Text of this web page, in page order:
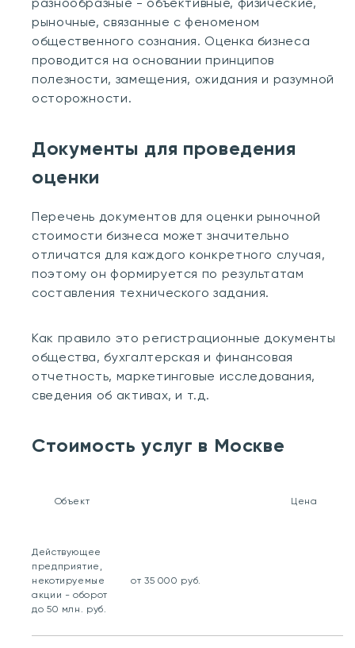
разнообразные - объективные, физические,
рыночные, связанные с феноменом
общественного сознания. Оценка бизнеса
проводится на основании принципов
полезности, замещения, ожидания и разумной
осторожности.
Документы для проведения
оценки
Перечень документов для оценки рыночной
стоимости бизнеса может значительно
отличатся для каждого конкретного случая,
поэтому он формируется по результатам
составления технического задания.
Как правило это регистрационные документы
общества, бухгалтерская и финансовая
отчетность, маркетинговые исследования,
сведения об активах, и т.д.
Стоимость услуг в Москве
Объект Цена
Действующее
предприятие,
некотируемые
акции - оборот
до 50 млн. руб.
от 35 000 руб.